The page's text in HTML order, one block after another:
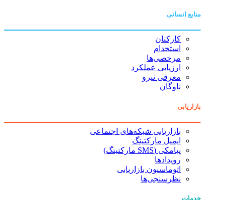
منابع انسانی
کارکنان
استخدام
مرخصی‌ها
ارزیابی عملکرد
معرفی نیرو
ناوگان
بازاریابی
بازاریابی شبکه‌های اجتماعی
ایمیل مارکتینگ
پیامکی (SMS مارکتینگ)
رویدادها
اتوماسیون بازاریابی
نظرسنجی‌ها
خدمات